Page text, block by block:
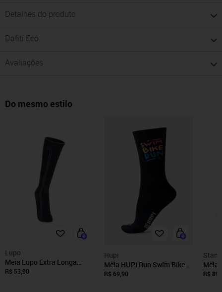
Detalhes do produto
Dafiti Eco
Avaliações
Do mesmo estilo
Lupo
Meia Lupo Extra Longa
Performance de
R$ 53,90
Hupi
Meia HUPI Run Swim Bike
Run Preto
R$ 69,90
Meia
R$